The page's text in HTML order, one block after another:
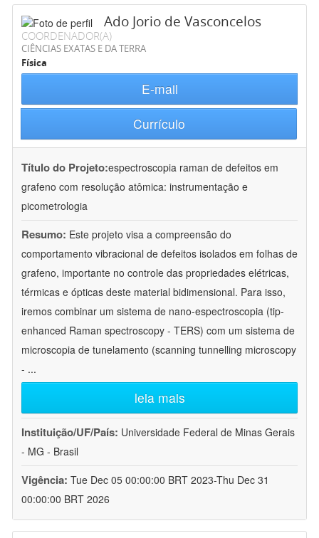
Ado Jorio de Vasconcelos
COORDENADOR(A)
CIÊNCIAS EXATAS E DA TERRA
Física
E-mail
Currículo
Título do Projeto:espectroscopia raman de defeitos em
grafeno com resolução atômica: instrumentação e
picometrologia
Resumo: Este projeto visa a compreensão do
comportamento vibracional de defeitos isolados em folhas de
grafeno, importante no controle das propriedades elétricas,
térmicas e ópticas deste material bidimensional. Para isso,
iremos combinar um sistema de nano-espectroscopia (tip-
enhanced Raman spectroscopy - TERS) com um sistema de
microscopia de tunelamento (scanning tunnelling microscopy
- ...
leia mais
Instituição/UF/País: Universidade Federal de Minas Gerais
- MG - Brasil
Vigência: Tue Dec 05 00:00:00 BRT 2023-Thu Dec 31
00:00:00 BRT 2026